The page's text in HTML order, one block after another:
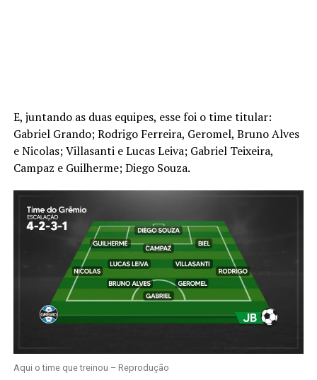
E, juntando as duas equipes, esse foi o time titular:
Gabriel Grando; Rodrigo Ferreira, Geromel, Bruno Alves
e Nicolas; Villasanti e Lucas Leiva; Gabriel Teixeira,
Campaz e Guilherme; Diego Souza.
Aqui o time que treinou – Reprodução